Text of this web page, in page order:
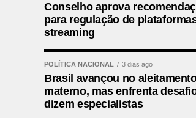
– A prefeitura da minha
chorume. O Ministério
– Moro perto de
nas casas. Há um
– Alguém que tem pais
Conselho aprova
para regulação de
streaming
POLÍTICA NACIONAL 3 dias ago
Brasil avançou no
materno, mas enfrenta
dizem especialistas